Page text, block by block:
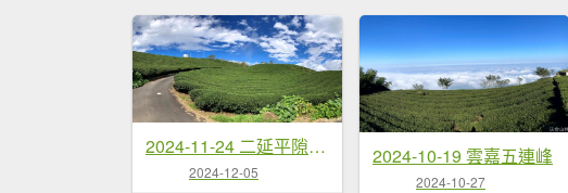
2024-11-24 二延平隙頂山
2024-12-05
2024-10-19 雲嘉五連峰
2024-10-27